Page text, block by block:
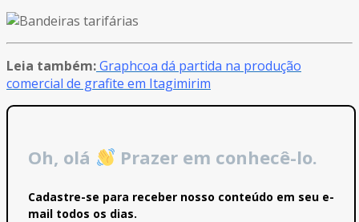
Leia também:Graphcoa dá partida na produção
comercial de grafite em Itagimirim
Oh, olá Prazer em conhecê-lo.
Cadastre-se para receber nosso conteúdo em seu e-
mail todos os dias.